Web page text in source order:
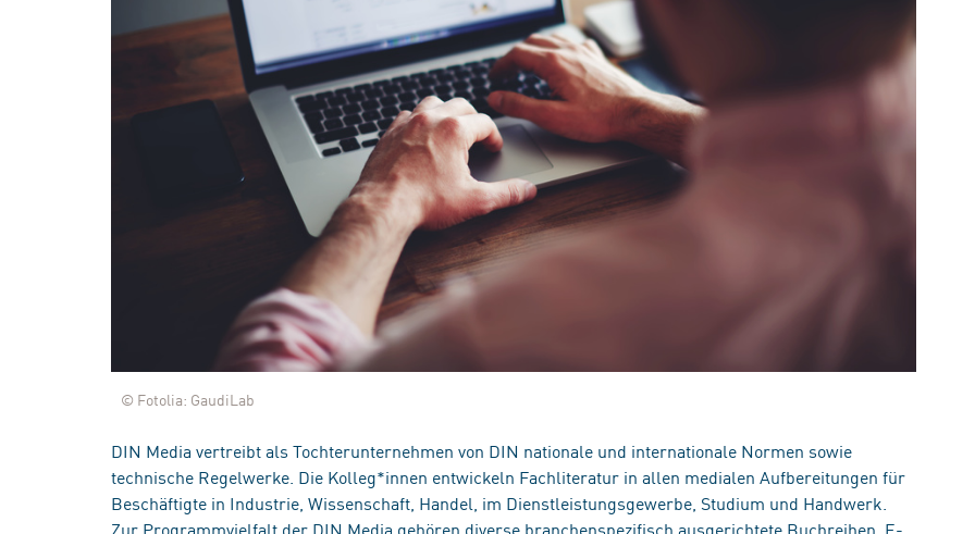
© Fotolia: GaudiLab
DIN Media vertreibt als Tochterunternehmen von DIN nationale und internationale Normen sowie
technische Regelwerke. Die Kolleg*innen entwickeln Fachliteratur in allen medialen Aufbereitungen für
Beschäftigte in Industrie, Wissenschaft, Handel, im Dienstleistungsgewerbe, Studium und Handwerk.
Zur Programmvielfalt der DIN Media gehören diverse branchenspezifisch ausgerichtete Buchreihen, E-